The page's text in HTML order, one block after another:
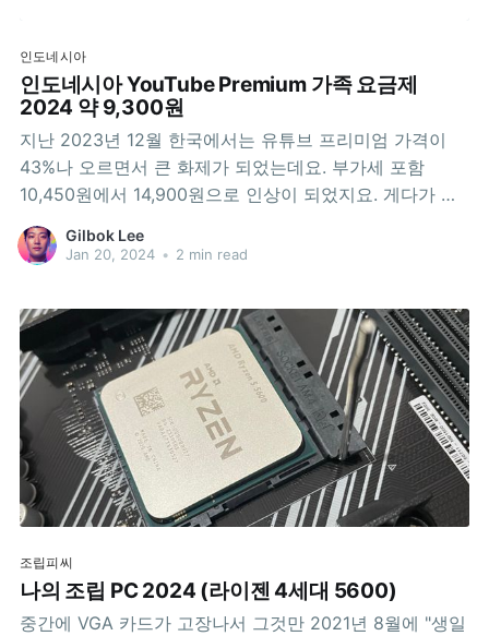
인도네시아
인도네시아 YouTube Premium 가족 요금제
2024 약 9,300원
지난 2023년 12월 한국에서는 유튜브 프리미엄 가격이
43%나 오르면서 큰 화제가 되었는데요. 부가세 포함
10,450원에서 14,900원으로 인상이 되었지요. 게다가 이
가격은 개인 사용자를 위한 플랜의 가격이고, 패밀리 플랜
은 아예 제공되고 있지 않지요. (머니투데이) 유튜브 프리
도네시아 패밀리 요금은 2023년 초에 89,000루피아에서
Gilbok Lee
Jan 20, 2024 • 2 min read
조립피씨
나의 조립 PC 2024 (라이젠 4세대 5600)
중간에 VGA 카드가 고장나서 그것만 2021년 8월에 "생일